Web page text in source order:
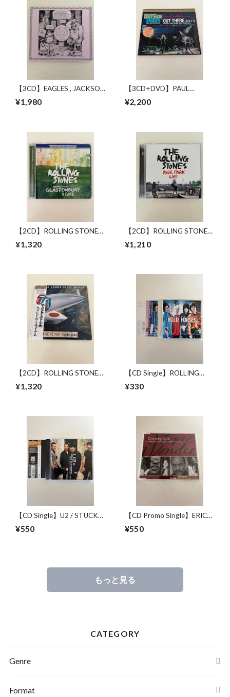
【3CD】EAGLES , JACKSON
BROWNE / GENUINE
COLLECTORS ITEM
¥1,980
【3CD+DVD】PAUL
McCARTNEY / OUTSIDE
LANDSFESTIVAL 2013
¥2,200
【2CD】ROLLING STONES
GLASTONEBURY GIRL
¥1,320
【2CD】ROLLING STONES
¥1,210
【2CD】ROLLING STONES
DOME
¥1,320
【CD Single】ROLLING
¥330
【CD Single】U2 / STUCK
GET OUT OF
¥550
【CD Promo Single】ERIC
堅) / HIGHER GROUND ,
¥550
もっと見る
CATEGORY
Genre
Format